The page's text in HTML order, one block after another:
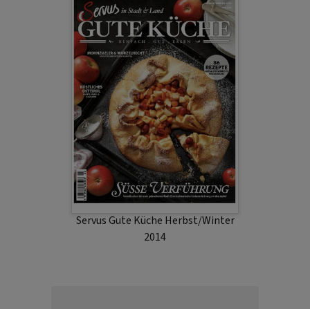
Servus Gute Küche Herbst/Winter
2014